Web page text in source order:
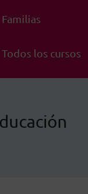
Familias
Todos los cursos